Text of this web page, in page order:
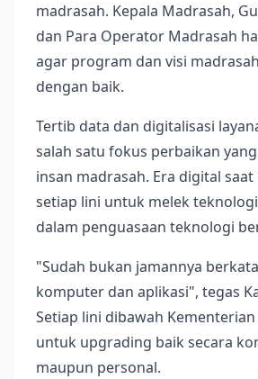
madrasah. Kepala Madrasah,
dan Para Operator Madrasah
agar program dan visi
dengan baik.
Tertib data dan digitalisasi
salah satu fokus perbaikan
insan madrasah. Era digital
setiap lini untuk melek
dalam penguasaan teknologi
"Sudah bukan jamannya
komputer dan aplikasi", tegas
Setiap lini dibawah
untuk upgrading baik secara
maupun personal.